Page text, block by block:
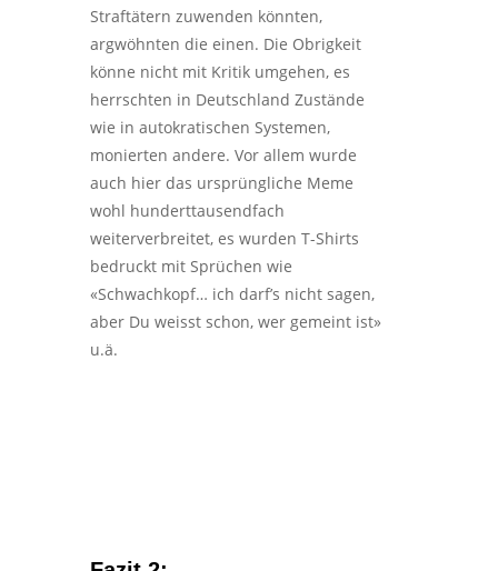
Straftätern zuwenden könnten,
argwöhnten die einen. Die Obrigkeit
könne nicht mit Kritik umgehen, es
herrschten in Deutschland Zustände
wie in autokratischen Systemen,
monierten andere. Vor allem wurde
auch hier das ursprüngliche Meme
wohl hunderttausendfach
weiterverbreitet, es wurden T-Shirts
bedruckt mit Sprüchen wie
«Schwachkopf… ich darf’s nicht sagen,
aber Du weisst schon, wer gemeint ist»
u.ä.